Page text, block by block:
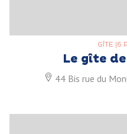
GÎTE 6
Le gîte
44 Bis rue du